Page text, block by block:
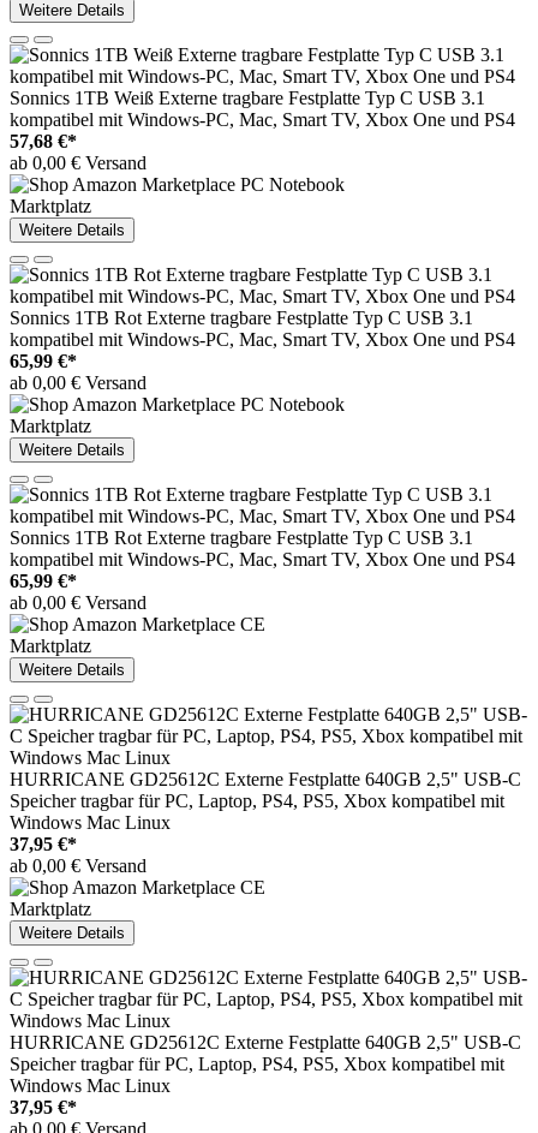
Weitere Details
Sonnics 1TB Weiß Externe tragbare Festplatte Typ C USB 3.1
kompatibel mit Windows-PC, Mac, Smart TV, Xbox One und PS4
57,68 €*
ab 0,00 € Versand
Marktplatz
Weitere Details
Sonnics 1TB Rot Externe tragbare Festplatte Typ C USB 3.1
kompatibel mit Windows-PC, Mac, Smart TV, Xbox One und PS4
65,99 €*
ab 0,00 € Versand
Marktplatz
Weitere Details
Sonnics 1TB Rot Externe tragbare Festplatte Typ C USB 3.1
kompatibel mit Windows-PC, Mac, Smart TV, Xbox One und PS4
65,99 €*
ab 0,00 € Versand
Marktplatz
Weitere Details
HURRICANE GD25612C Externe Festplatte 640GB 2,5" USB-C
Speicher tragbar für PC, Laptop, PS4, PS5, Xbox kompatibel mit
Windows Mac Linux
37,95 €*
ab 0,00 € Versand
Marktplatz
Weitere Details
HURRICANE GD25612C Externe Festplatte 640GB 2,5" USB-C
Speicher tragbar für PC, Laptop, PS4, PS5, Xbox kompatibel mit
Windows Mac Linux
37,95 €*
ab 0,00 € Versand